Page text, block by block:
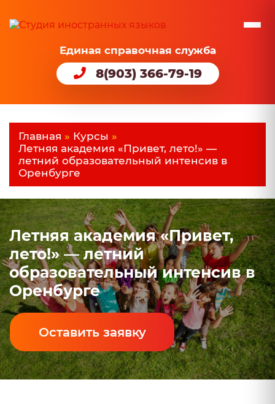
Единая справочная служба
8(903) 366-79-19
Главная » Курсы »
Летняя академия «Привет, лето!» —
летний образовательный интенсив в
Оренбурге
Летняя академия «Привет,
лето!» — летний
образовательный интенсив в
Оренбурге
Оставить заявку